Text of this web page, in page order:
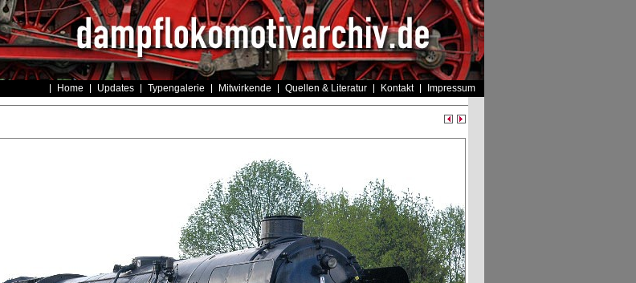
Home Updates Typengalerie Mitwirkende Quellen & Literatur Kontakt Impressum